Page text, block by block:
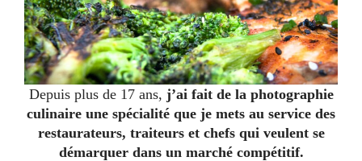
Depuis plus de 17 ans, j’ai fait de la photographie
culinaire une spécialité que je mets au service des
restaurateurs, traiteurs et chefs qui veulent se
démarquer dans un marché compétitif.